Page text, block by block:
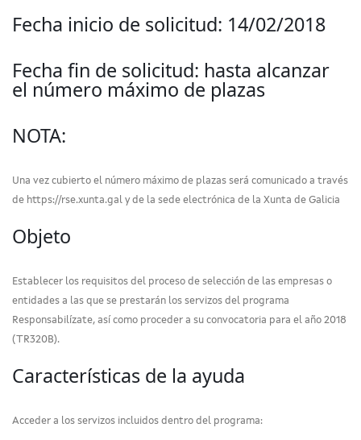
Fecha inicio de solicitud: 14/02/2018
Fecha fin de solicitud: hasta alcanzar
el número máximo de plazas
NOTA:
Una vez cubierto el número máximo de plazas será comunicado a través
de https://rse.xunta.gal y de la sede electrónica de la Xunta de Galicia
Objeto
Establecer los requisitos del proceso de selección de las empresas o
entidades a las que se prestarán los servizos del programa
Responsabilízate, así como proceder a su convocatoria para el año 2018
(TR320B).
Características de la ayuda
Acceder a los servizos incluidos dentro del programa: